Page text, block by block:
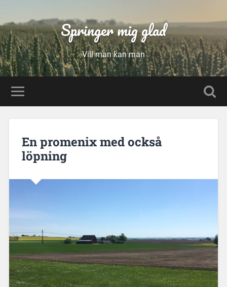
Springer mig glad
Vill man kan man
En promenix med också
löpning